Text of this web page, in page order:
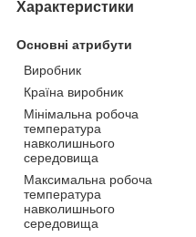
Характеристики
Основні атрибути
Виробник
Країна виробник
Мінімальна робоча
температура
навколишнього
середовища
Максимальна робоча
температура
навколишнього
середовища